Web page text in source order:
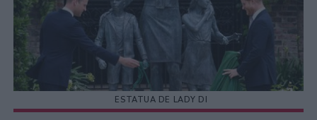
ESTATUA DE LADY DI